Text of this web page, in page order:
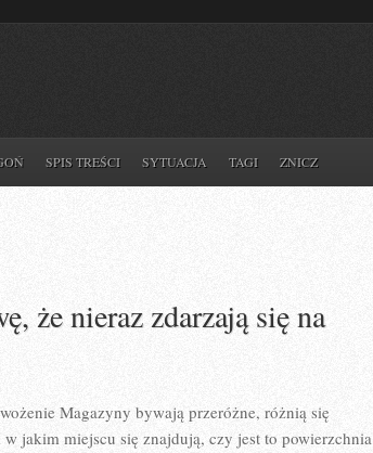
SPIS TREŚCI SYTUACJA TAGI ZNICZ
że nieraz zdarzają się na
Magazyny bywają przeróżne, różnią się
jakim miejscu się znajdują, czy jest to powierzchnia